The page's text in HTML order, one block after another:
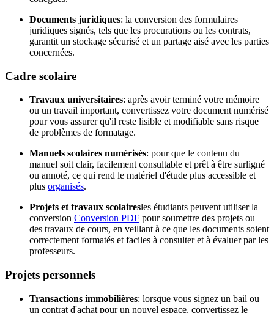
Documents juridiques: la conversion des formulaires
juridiques signés, tels que les procurations ou les contrats,
garantit un stockage sécurisé et un partage aisé avec les parties
concernées.
Cadre scolaire
Travaux universitaires: après avoir terminé votre mémoire
ou un travail important, convertissez votre document numérisé
pour vous assurer qu'il reste lisible et modifiable sans risque
de problèmes de formatage.
Manuels scolaires numérisés: pour que le contenu du
manuel soit clair, facilement consultable et prêt à être surligné
ou annoté, ce qui rend le matériel d'étude plus accessible et
plus organisés.
Projets et travaux scolairesles étudiants peuvent utiliser la
conversion Conversion PDF pour soumettre des projets ou
des travaux de cours, en veillant à ce que les documents soient
correctement formatés et faciles à consulter et à évaluer par les
professeurs.
Projets personnels
Transactions immobilières: lorsque vous signez un bail ou
un contrat d'achat pour un nouvel espace, convertissez le